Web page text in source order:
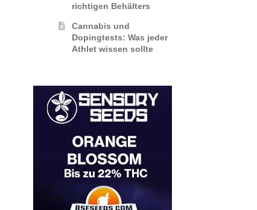
richtigen Behälters
Cannabis und
Dopingtests: Was jeder
Athlet wissen sollte